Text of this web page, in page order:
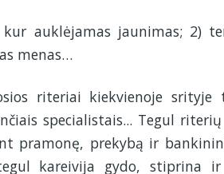
auklėjamas jaunimas; 2)
menas…
riteriai kiekvienoje
specialistais... Tegul
pramonę, prekybą ir
kareivija gydo, stiprina ir